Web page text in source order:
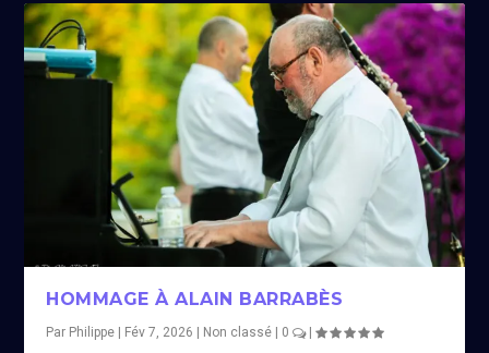
HOMMAGE À ALAIN BARRABÈS
Par Philippe | Fév 7, 2026 | Non classé | 0 |